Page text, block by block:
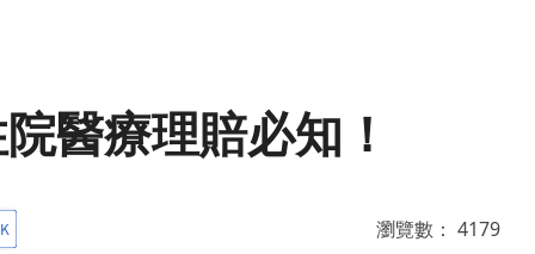
醫療理賠必知！
瀏覽數： 4179